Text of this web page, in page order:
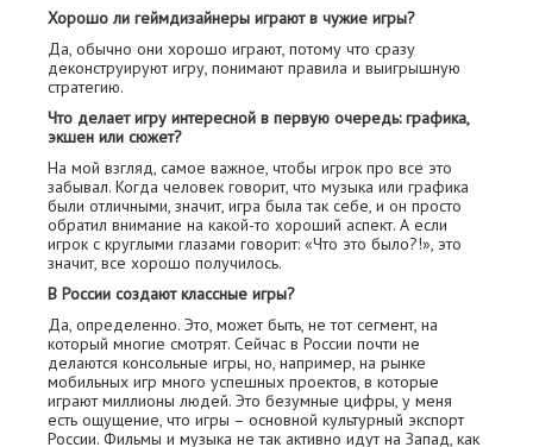
Хорошо ли геймдизайнеры играют в чужие игры?
Да, обычно они хорошо играют, потому что сразу
деконструируют игру, понимают правила и выигрышную
стратегию.
Что делает игру интересной в первую очередь: графика,
экшен или сюжет?
На мой взгляд, самое важное, чтобы игрок про все это
забывал. Когда человек говорит, что музыка или графика
были отличными, значит, игра была так себе, и он просто
обратил внимание на какой-то хороший аспект. А если
игрок с круглыми глазами говорит: «Что это было?!», это
значит, все хорошо получилось.
В России создают классные игры?
Да, определенно. Это, может быть, не тот сегмент, на
который многие смотрят. Сейчас в России почти не
делаются консольные игры, но, например, на рынке
мобильных игр много успешных проектов, в которые
играют миллионы людей. Это безумные цифры, у меня
есть ощущение, что игры – основной культурный экспорт
России. Фильмы и музыка не так активно идут на Запад, как